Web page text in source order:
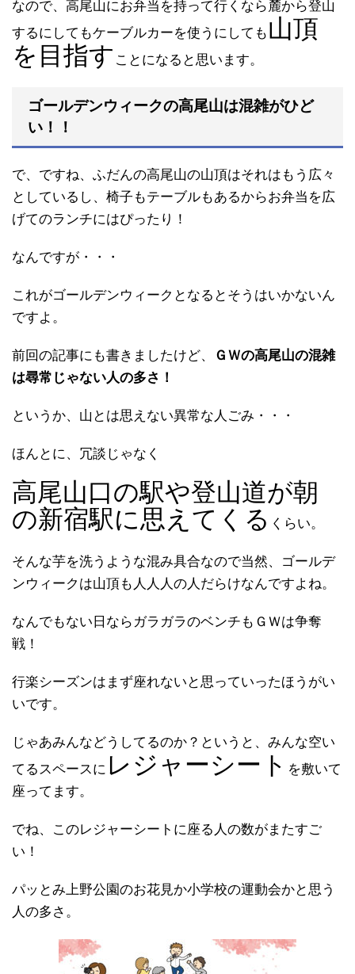
なので、高尾山にお弁当を持って行くなら麓から登山
するにしてもケーブルカーを使うにしても 山頂
を目指す ことになると思います。
ゴールデンウィークの高尾山は混雑がひど
い！！
で、ですね、ふだんの高尾山の山頂はそれはもう広々
としているし、椅子もテーブルもあるからお弁当を広
げてのランチにはぴったり！
なんですが・・・
これがゴールデンウィークとなるとそうはいかないん
ですよ。
前回の記事にも書きましたけど、
ＧＷの高尾山の混雑
は尋常じゃない人の多さ！
というか、山とは思えない異常な人ごみ・・・
ほんとに、冗談じゃなく
高尾山口の駅や登山道が朝
の新宿駅に思えてくる くらい。
そんな芋を洗うような混み具合なので当然、ゴールデ
ンウィークは山頂も人人人の人だらけなんですよね。
なんでもない日ならガラガラのベンチもＧＷは争奪
戦！
行楽シーズンはまず座れないと思っていったほうがい
いです。
じゃあみんなどうしてるのか？というと、みんな空い
てるスペースに レジャーシート を敷いて
座ってます。
でね、このレジャーシートに座る人の数がまたすご
い！
パッとみ上野公園のお花見か小学校の運動会かと思う
人の多さ。